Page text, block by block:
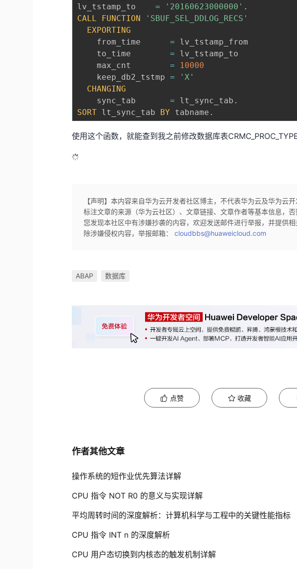
lv_tstamp_to = '20160623000000' .
CALL
FUNCTION
'SBUF_SEL_DDLOG_RECS'
EXPORTING
    from_time
= lv_tstamp_from
    to_time
= lv_tstamp_to
    max_cnt
=
10000
    keep_db2_tstmp
=
'X'
CHANGING
    sync_tab
= lt_sync_tab .
SORT lt_sync_tab BY tabname .
使用这个函数，就能查到我之前修改数据库表
【声明】本内容来自华为云开发者社区博主，不代表华为云及华为云
标注文章的来源（华为云社区）、文章链接、文章作者等基本信息，
您发现本社区中有涉嫌抄袭的内容，欢迎发送邮件进行举报，并提供
除涉嫌侵权内容，举报邮箱：cloudbbs@huaweicloud.com
ABAP 数据库
点赞 收藏
作者其他文章
操作系统的短作业优先算法详解
CPU 指令 NOT R0 的意义与实现详解
平均周转时间的深度解析：计算机科学与工程中的关键性能指标
CPU 指令 INT n 的深度解析
CPU 用户态切换到内核态的触发机制详解